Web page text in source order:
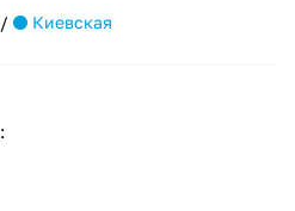
/ Киевская
: